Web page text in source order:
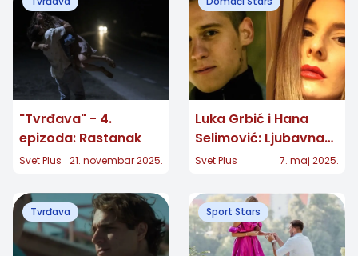
"Tvrđava" - 4.
epizoda: Rastanak
Svet Plus 21. novembar 2025.
Luka Grbić i Hana
Selimović: Ljubavna
priča
Svet Plus 7. maj 2025.
Tvrđava Sport Stars